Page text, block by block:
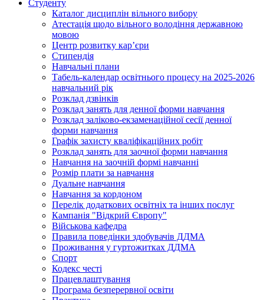
Студенту
Каталог дисциплін вільного вибору
Атестація щодо вільного володіння державною
мовою
Центр розвитку кар’єри
Стипендія
Навчальні плани
Табель-календар освітнього процесу на 2025-2026
навчальний рік
Розклад дзвінків
Розклад занять для денної форми навчання
Розклад заліково-екзаменаційної сесії денної
форми навчання
Графік захисту кваліфікаційних робіт
Розклад занять для заочної форми навчання
Навчання на заочній формі навчанні
Розмір плати за навчання
Дуальне навчання
Навчання за кордоном
Перелік додаткових освітніх та інших послуг
Кампанія "Відкрий Європу"
Військова кафедра
Правила поведінки здобувачів ДДМА
Проживання у гуртожитках ДДМА
Спорт
Кодекс честі
Працевлаштування
Програма безперервної освіти